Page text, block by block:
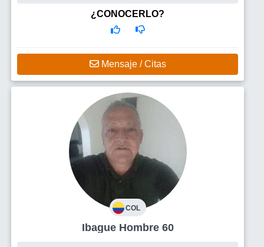
¿CONOCERLO?
Mensaje / Citas
COL
Ibague Hombre 60